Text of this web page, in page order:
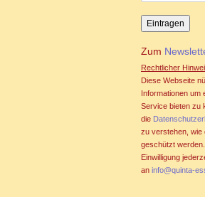
Zum
Rechtlicher
Diese Webseite
Informationen um
Service bieten zu
die
zu verstehen, wie
geschützt
Einwilligung
an info@quinta-